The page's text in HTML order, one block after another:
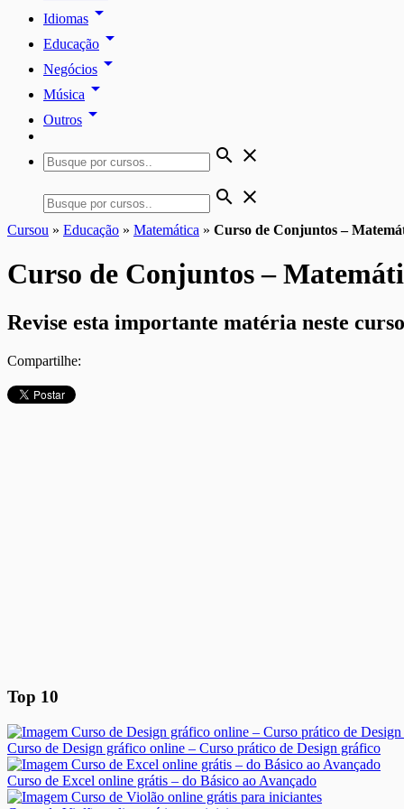
Idiomas arrow_drop_down
Educação arrow_drop_down
Negócios arrow_drop_down
Música arrow_drop_down
Outros arrow_drop_down
search close
search close
Cursou » Educação » Matemática » Curso de Conjuntos –
Curso de Conjuntos –
Revise esta importante matéria neste
Compartilhe:
Top 10
Curso de Design gráfico online – Curso prático de Design gráfico
Curso de Excel online grátis – do Básico ao Avançado